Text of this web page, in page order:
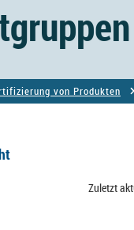
von Produkten
Zuletzt